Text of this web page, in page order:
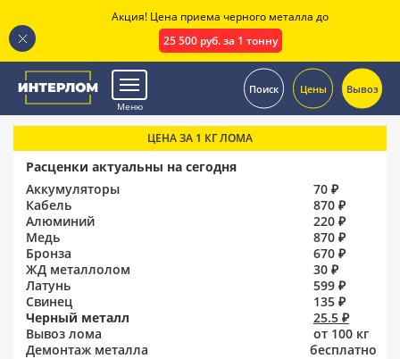
Меню
Поиск Цены Вывоз
ЦЕНА ЗА 1 КГ ЛОМА
Расценки актуальны на сегодня
Аккумуляторы
70 ₽
Кабель
870 ₽
Алюминий
220 ₽
Медь
870 ₽
Бронза
670 ₽
ЖД металлолом
30 ₽
Латунь
599 ₽
Свинец
135 ₽
Черный металл
25.5 ₽
Вывоз лома
от 100 кг
Демонтаж металла
бесплатно
Акция! Цена приема черного металла до
25 500 руб. за 1 тонну
.